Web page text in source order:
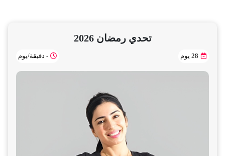
تحدي رمضان 2026
28 يوم - دقيقة/يوم